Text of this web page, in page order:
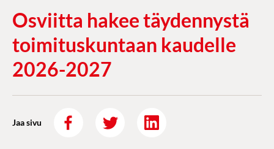
Osviitta hakee täydennystä
toimituskuntaan kaudelle
2026-2027
Jaa sivu